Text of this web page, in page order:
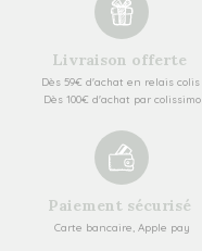
Livraison offerte
Dès 59€ d'achat en relais colis
Dès 100€ d'achat par colissimo
Paiement sécurisé
Carte bancaire, Apple pay